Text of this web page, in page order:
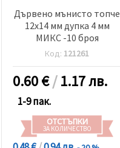
Дървено мънисто топче
12x14 мм дупка 4 мм
МИКС -10 броя
Код: 121261
0.60€/1.17 лв.
1-9 пак.
ОТСТЪПКИ
ЗА КОЛИЧЕСТВО